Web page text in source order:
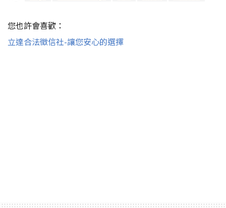
您也許會喜歡：
立達合法徵信社-讓您安心的選擇